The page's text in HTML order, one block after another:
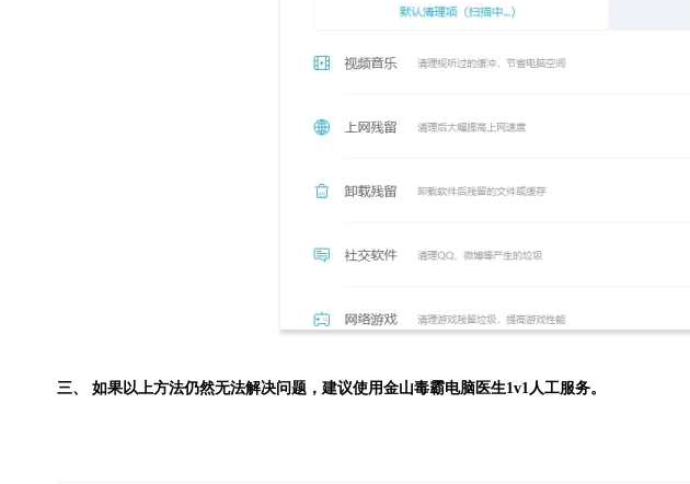
三、 如果以上方法仍然无法解决问题，建议使用金山毒霸电脑医生1v1人工服务。